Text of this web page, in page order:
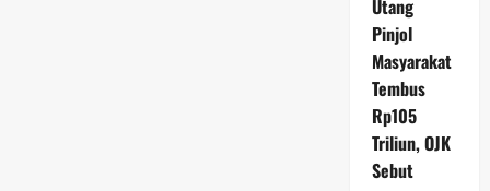
Utang
Pinjol
Masyarakat
Tembus
Rp105
Triliun, OJK
Sebut